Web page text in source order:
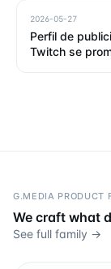
2026-05-27
Perfil de
Twitch se
G.MEDIA PRODUCT
We craft what
See full family →